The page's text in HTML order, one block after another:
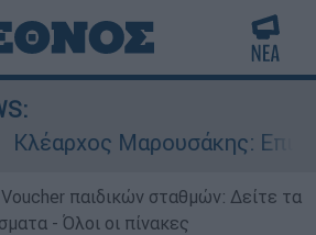
Μαρουσάκης:
Voucher παιδικών σταθμών: Δείτε τα
- Όλοι οι πίνακες